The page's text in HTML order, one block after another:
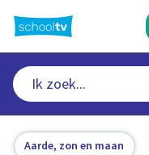
naar
hoofdinhoud
Aarde, zon en maan